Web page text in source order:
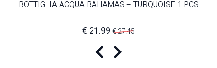
BOTTIGLIA ACQUA BAHAMAS – TURQUOISE 1 PCS
€ 21.99 € 27.45